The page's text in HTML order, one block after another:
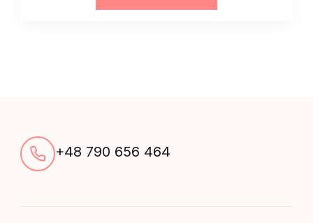
dzianiny
+48 790 656 464